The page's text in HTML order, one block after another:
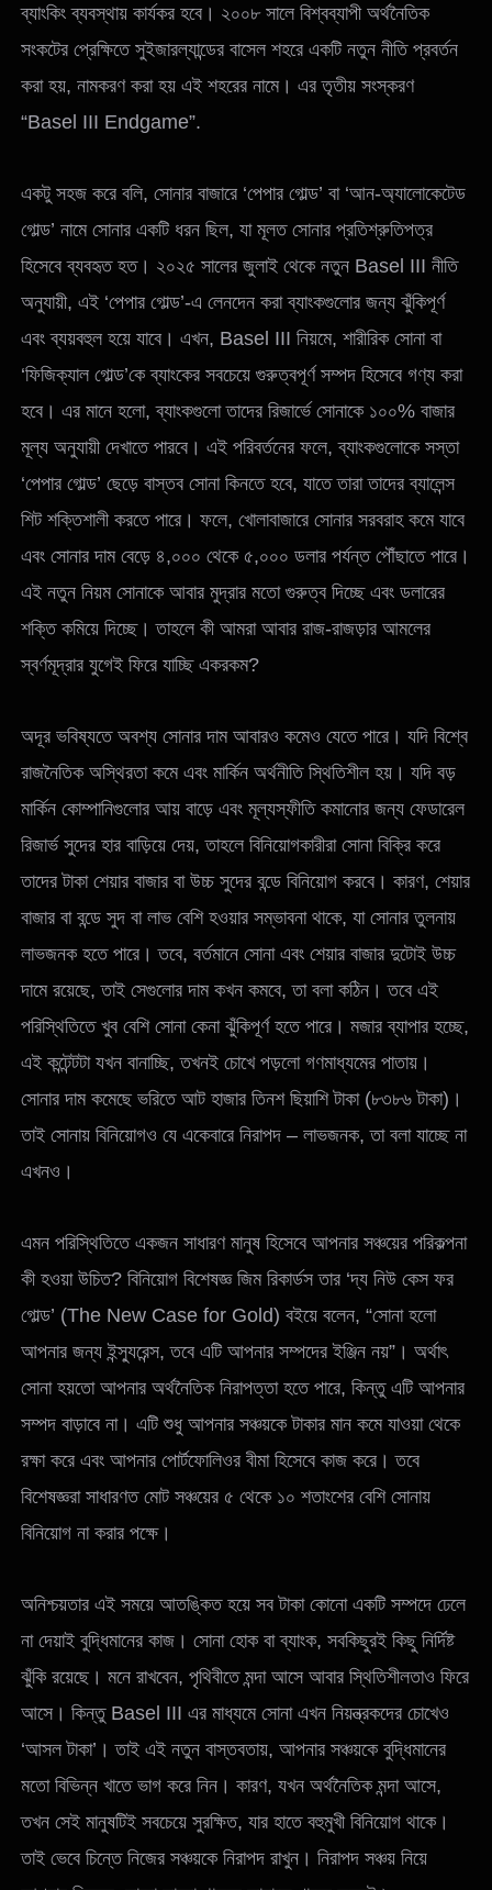
ব্যাংকিং ব্যবস্থায় কার্যকর হবে। ২০০৮ সালে বিশ্বব্যাপী অর্থনৈতিক
সংকটের প্রেক্ষিতে সুইজারল্যান্ডের বাসেল শহরে একটি নতুন নীতি প্রবর্তন
করা হয়, নামকরণ করা হয় এই শহরের নামে। এর তৃতীয় সংস্করণ
“Basel III Endgame”.
একটু সহজ করে বলি, সোনার বাজারে ‘পেপার গোল্ড’ বা ‘আন-অ্যালোকেটেড
গোল্ড’ নামে সোনার একটি ধরন ছিল, যা মূলত সোনার প্রতিশ্রুতিপত্র
হিসেবে ব্যবহৃত হত। ২০২৫ সালের জুলাই থেকে নতুন Basel III নীতি
অনুযায়ী, এই ‘পেপার গোল্ড’-এ লেনদেন করা ব্যাংকগুলোর জন্য ঝুঁকিপূর্ণ
এবং ব্যয়বহুল হয়ে যাবে। এখন, Basel III নিয়মে, শারীরিক সোনা বা
‘ফিজিক্যাল গোল্ড’কে ব্যাংকের সবচেয়ে গুরুত্বপূর্ণ সম্পদ হিসেবে গণ্য করা
হবে। এর মানে হলো, ব্যাংকগুলো তাদের রিজার্ভে সোনাকে ১০০% বাজার
মূল্য অনুযায়ী দেখাতে পারবে। এই পরিবর্তনের ফলে, ব্যাংকগুলোকে সস্তা
‘পেপার গোল্ড’ ছেড়ে বাস্তব সোনা কিনতে হবে, যাতে তারা তাদের ব্যালেন্স
শিট শক্তিশালী করতে পারে। ফলে, খোলাবাজারে সোনার সরবরাহ কমে যাবে
এবং সোনার দাম বেড়ে ৪,০০০ থেকে ৫,০০০ ডলার পর্যন্ত পৌঁছাতে পারে।
এই নতুন নিয়ম সোনাকে আবার মুদ্রার মতো গুরুত্ব দিচ্ছে এবং ডলারের
শক্তি কমিয়ে দিচ্ছে। তাহলে কী আমরা আবার রাজ-রাজড়ার আমলের
স্বর্ণমূদ্রার যুগেই ফিরে যাচ্ছি একরকম?
অদূর ভবিষ্যতে অবশ্য সোনার দাম আবারও কমেও যেতে পারে। যদি বিশ্বে
রাজনৈতিক অস্থিরতা কমে এবং মার্কিন অর্থনীতি স্থিতিশীল হয়। যদি বড়
মার্কিন কোম্পানিগুলোর আয় বাড়ে এবং মূল্যস্ফীতি কমানোর জন্য ফেডারেল
রিজার্ভ সুদের হার বাড়িয়ে দেয়, তাহলে বিনিয়োগকারীরা সোনা বিক্রি করে
তাদের টাকা শেয়ার বাজার বা উচ্চ সুদের বন্ডে বিনিয়োগ করবে। কারণ, শেয়ার
বাজার বা বন্ডে সুদ বা লাভ বেশি হওয়ার সম্ভাবনা থাকে, যা সোনার তুলনায়
লাভজনক হতে পারে। তবে, বর্তমানে সোনা এবং শেয়ার বাজার দুটোই উচ্চ
দামে রয়েছে, তাই সেগুলোর দাম কখন কমবে, তা বলা কঠিন। তবে এই
পরিস্থিতিতে খুব বেশি সোনা কেনা ঝুঁকিপূর্ণ হতে পারে। মজার ব্যাপার হচ্ছে,
এই কন্টেন্টটা যখন বানাচ্ছি, তখনই চোখে পড়লো গণমাধ্যমের পাতায়।
সোনার দাম কমেছে ভরিতে আট হাজার তিনশ ছিয়াশি টাকা (৮৩৮৬ টাকা)।
তাই সোনায় বিনিয়োগও যে একেবারে নিরাপদ – লাভজনক, তা বলা যাচ্ছে না
এখনও।
এমন পরিস্থিতিতে একজন সাধারণ মানুষ হিসেবে আপনার সঞ্চয়ের পরিকল্পনা
কী হওয়া উচিত? বিনিয়োগ বিশেষজ্ঞ জিম রিকার্ডস তার ‘দ্য নিউ কেস ফর
গোল্ড’ (The New Case for Gold) বইয়ে বলেন, “সোনা হলো
আপনার জন্য ইন্স্যুরেন্স, তবে এটি আপনার সম্পদের ইঞ্জিন নয়”। অর্থাৎ
সোনা হয়তো আপনার অর্থনৈতিক নিরাপত্তা হতে পারে, কিন্তু এটি আপনার
সম্পদ বাড়াবে না। এটি শুধু আপনার সঞ্চয়কে টাকার মান কমে যাওয়া থেকে
রক্ষা করে এবং আপনার পোর্টফোলিওর বীমা হিসেবে কাজ করে। তবে
বিশেষজ্ঞরা সাধারণত মোট সঞ্চয়ের ৫ থেকে ১০ শতাংশের বেশি সোনায়
বিনিয়োগ না করার পক্ষে।
অনিশ্চয়তার এই সময়ে আতঙ্কিত হয়ে সব টাকা কোনো একটি সম্পদে ঢেলে
না দেয়াই বুদ্ধিমানের কাজ। সোনা হোক বা ব্যাংক, সবকিছুরই কিছু নির্দিষ্ট
ঝুঁকি রয়েছে। মনে রাখবেন, পৃথিবীতে মন্দা আসে আবার স্থিতিশীলতাও ফিরে
আসে। কিন্তু Basel III এর মাধ্যমে সোনা এখন নিয়ন্ত্রকদের চোখেও
‘আসল টাকা’। তাই এই নতুন বাস্তবতায়, আপনার সঞ্চয়কে বুদ্ধিমানের
মতো বিভিন্ন খাতে ভাগ করে নিন। কারণ, যখন অর্থনৈতিক মন্দা আসে,
তখন সেই মানুষটিই সবচেয়ে সুরক্ষিত, যার হাতে বহুমুখী বিনিয়োগ থাকে।
তাই ভেবে চিন্তে নিজের সঞ্চয়কে নিরাপদ রাখুন। নিরাপদ সঞ্চয় নিয়ে